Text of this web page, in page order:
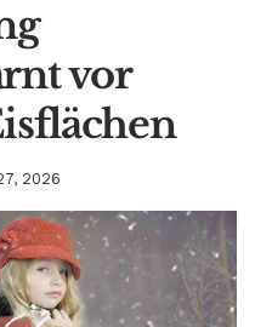
vor
2026